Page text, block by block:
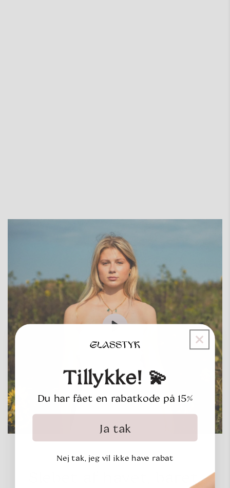
Tillykke! 💫
Du har fået en rabatkode på 15%
Ja tak
Nej tak, jeg vil ikke have rabat